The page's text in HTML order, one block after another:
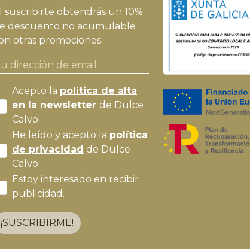
suscribirte obtendrás un 10%
descuento no acumulable
otras promociones
Acepto la política de alta
en la newsletter de Dulce
Calvo.
He leído y acepto la política
de privacidad de Dulce
Calvo.
Estoy interesado en recibir
publicidad.
¡SUSCRIBIRME!